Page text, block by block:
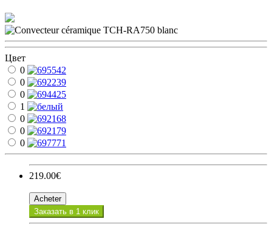
Цвет
0
0
0
1
0
0
0
219.00€
Acheter
Заказать в 1 клик